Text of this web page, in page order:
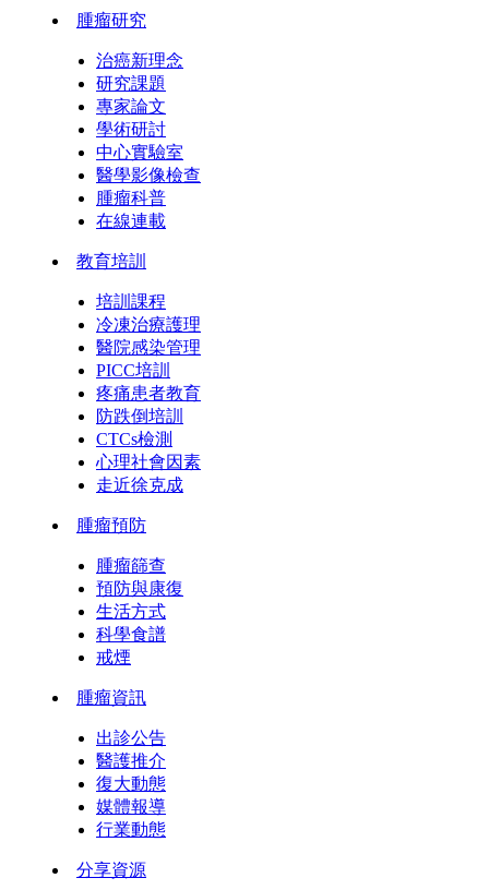
腫瘤研究
治癌新理念
研究課題
專家論文
學術研討
中心實驗室
醫學影像檢查
腫瘤科普
在線連載
教育培訓
培訓課程
冷凍治療護理
醫院感染管理
PICC培訓
疼痛患者教育
防跌倒培訓
CTCs檢測
心理社會因素
走近徐克成
腫瘤預防
腫瘤篩查
預防與康復
生活方式
科學食譜
戒煙
腫瘤資訊
出診公告
醫護推介
復大動態
媒體報導
行業動態
分享資源